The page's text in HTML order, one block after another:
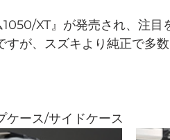
1050/XT』が発売され、注目
すが、スズキより純正で多
ケース/サイドケース